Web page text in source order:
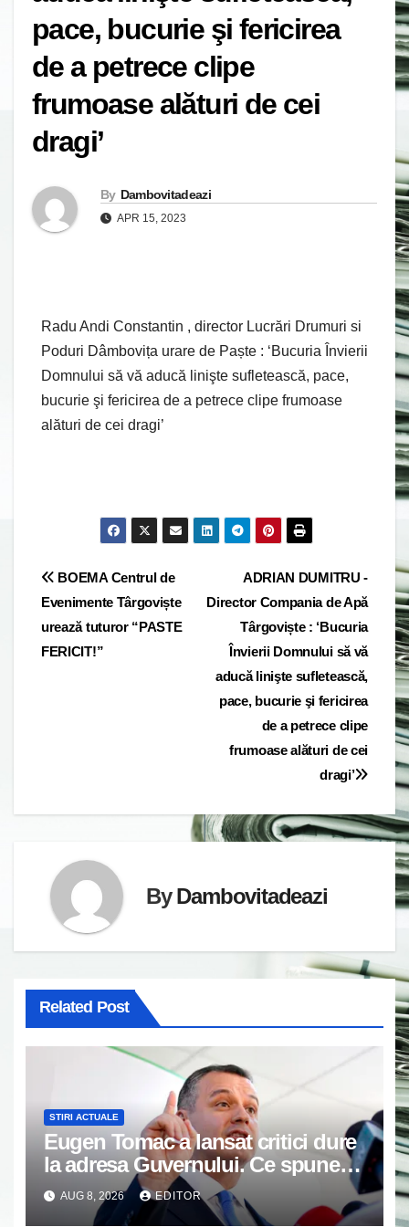
pace, bucurie şi fericirea
de a petrece clipe
frumoase alături de cei
dragi’
By Dambovitadeazi
APR 15, 2023
Radu Andi Constantin , director Lucrări Drumuri si
Poduri Dâmbovița urare de Paște : ‘Bucuria Învierii
Domnului să vă aducă linişte sufletească, pace,
bucurie şi fericirea de a petrece clipe frumoase
alături de cei dragi’
Post
navigation
ADRIAN DUMITRU -
Director Compania de Apă
Târgoviște : ‘Bucuria
Învierii Domnului să vă
aducă linişte sufletească,
pace, bucurie şi fericirea
de a petrece clipe
frumoase alături de cei
dragi’
BOEMA Centrul de
Evenimente Târgoviște
urează tuturor “PASTE
FERICIT!”
ByDambovitadeazi
Related Post
STIRI ACTUALE
Eugen Tomac a lansat critici dure
la adresa Guvernului. Ce spune
despre fondurile alocate
partidelor politice de la bugetul de
AUG 8, 2026 EDITOR